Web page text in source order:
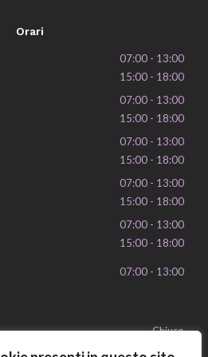
Orari
07:00 - 13:00
15:00 - 18:00
07:00 - 13:00
15:00 - 18:00
07:00 - 13:00
15:00 - 18:00
07:00 - 13:00
15:00 - 18:00
07:00 - 13:00
15:00 - 18:00
07:00 - 13:00
Chiuso